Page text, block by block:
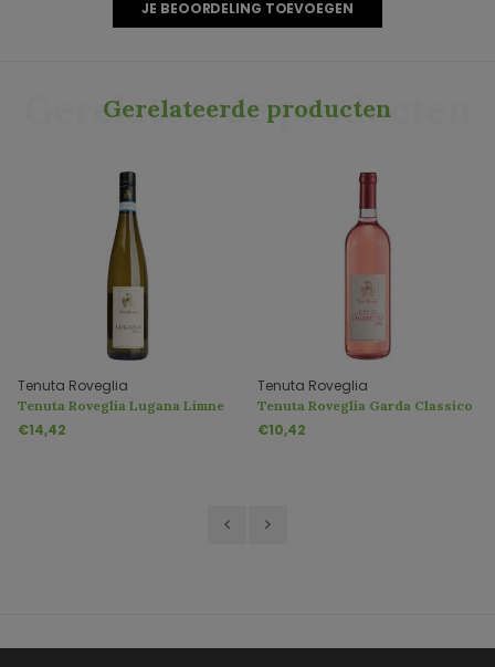
JE BEOORDELING TOEVOEGEN
Gerelateerde producten
Gerelateerde producten
Tenuta Roveglia
Tenuta Roveglia Lugana Limne
DOC
€14,42
Tenuta Roveglia
Tenuta Roveglia Garda Classico
Chiaretto Miti DOC
€10,42